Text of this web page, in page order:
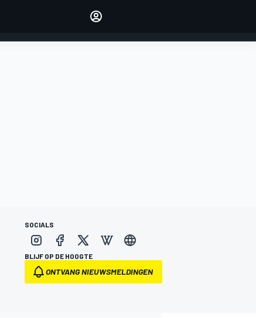
SOCIALS
BLIJF OP DE HOOGTE
ONTVANG NIEUWSMELDINGEN